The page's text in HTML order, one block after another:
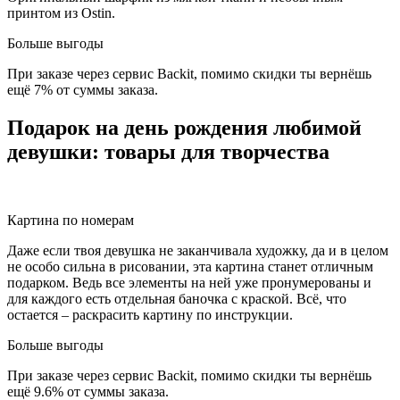
принтом из Ostin.
Больше выгоды
При заказе через сервис Backit, помимо скидки ты вернёшь
ещё 7% от суммы заказа.
Подарок на день рождения любимой
девушки: товары для творчества
Картина по номерам
Даже если твоя девушка не заканчивала художку, да и в целом
не особо сильна в рисовании, эта картина станет отличным
подарком. Ведь все элементы на ней уже пронумерованы и
для каждого есть отдельная баночка с краской. Всё, что
остается – раскрасить картину по инструкции.
Больше выгоды
При заказе через сервис Backit, помимо скидки ты вернёшь
ещё 9.6% от суммы заказа.